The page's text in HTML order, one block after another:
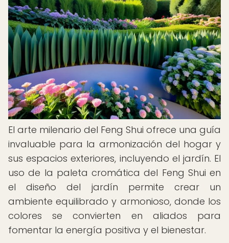
El arte milenario del Feng Shui ofrece una guía
invaluable para la armonización del hogar y
sus espacios exteriores, incluyendo el jardín. El
uso de la paleta cromática del Feng Shui en
el diseño del jardín permite crear un
ambiente equilibrado y armonioso, donde los
colores se convierten en aliados para
fomentar la energía positiva y el bienestar.